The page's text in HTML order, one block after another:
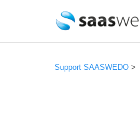
Support SAASWEDO